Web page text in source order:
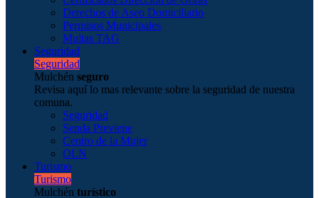
Derechos de Aseo Domiciliario
Permisos Municipales
Multas TAG
Seguridad
Seguridad
Mulchén seguro
Revisa aquí lo mas relevante sobre la seguridad de nuestra
comuna.
Seguridad
Senda Previene
Centro de la Mujer
OLN
Turismo
Turismo
Mulchén turístico